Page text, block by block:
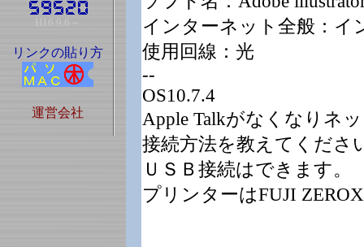
インターネット全般：イ
使用回線：光
--
OS10.7.4
Apple Talkがなくなりネ
接続方法を教えてくださ
ＵＳＢ接続はできます。
プリンターはFUJI
H16.9.6～
リンクの貼り方
運営会社